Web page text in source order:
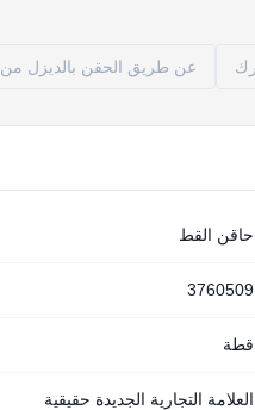
عن طريق الحقن بالديزل من Cat
حاقن القط
3760509
قطة
العلامة التجارية الجديدة حقيقية